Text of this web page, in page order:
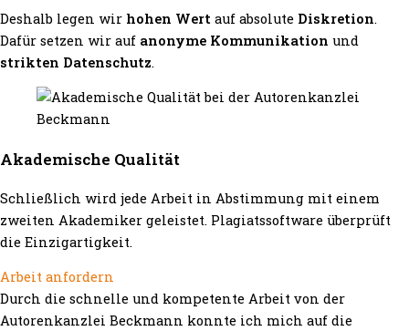
Deshalb legen wir hohen Wert auf absolute Diskretion.
Dafür setzen wir auf anonyme Kommunikation und
strikten Datenschutz.
Akademische Qualität
Schließlich wird jede Arbeit in Abstimmung mit einem
zweiten Akademiker geleistet. Plagiatssoftware überprüft
die Einzigartigkeit.
Arbeit anfordern
Durch die schnelle und kompetente Arbeit von der
Autorenkanzlei Beckmann konnte ich mich auf die